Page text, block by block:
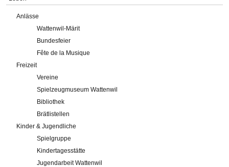
Anlässe
Wattenwil-Märit
Bundesfeier
Fête de la Musique
Freizeit
Vereine
Spielzeugmuseum Wattenwil
Bibliothek
Brätlistellen
Kinder & Jugendliche
Spielgruppe
Kindertagesstätte
Jugendarbeit Wattenwil